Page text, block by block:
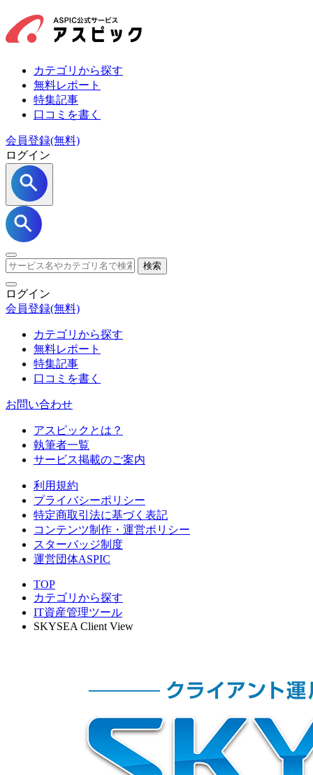
カテゴリから探す
無料レポート
特集記事
口コミを書く
会員登録(無料)
ログイン
検索
ログイン
会員登録(無料)
カテゴリから探す
無料レポート
特集記事
口コミを書く
お問い合わせ
アスピックとは？
執筆者一覧
サービス掲載のご案内
利用規約
プライバシーポリシー
特定商取引法に基づく表記
コンテンツ制作・運営ポリシー
スターバッジ制度
運営団体ASPIC
TOP
カテゴリから探す
IT資産管理ツール
SKYSEA Client View